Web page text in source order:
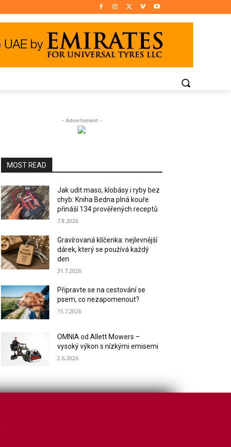
- Advertisment -
MOST READ
Jak udit maso, klobásy i ryby bez
chyb: Kniha Bedna plná kouře
přináší 134 prověřených receptů
7.8.2026
Gravírovaná klíčenka: nejlevnější
dárek, který se používá každý
den
31.7.2026
Připravte se na cestování se
psem, co nezapomenout?
15.7.2026
OMNIA od Allett Mowers –
vysoký výkon s nízkými emisemi
2.6.2026